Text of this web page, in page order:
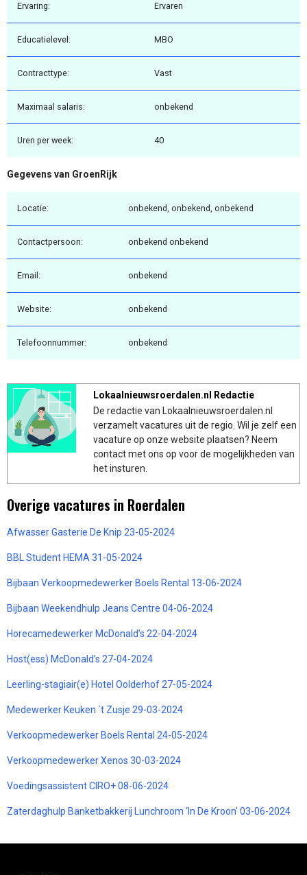
Ervaring: Ervaren
Educatielevel: MBO
Contracttype: Vast
Maximaal salaris: onbekend
Uren per week: 40
Gegevens van GroenRijk
Locatie: onbekend, onbekend, onbekend
Contactpersoon: onbekend onbekend
Email: onbekend
Website: onbekend
Telefoonnummer: onbekend
Lokaalnieuwsroerdalen.nl Redactie
De redactie van Lokaalnieuwsroerdalen.nl
verzamelt vacatures uit de regio. Wil je zelf een
vacature op onze website plaatsen? Neem
contact met ons op voor de mogelijkheden van
het insturen.
Overige vacatures in Roerdalen
Afwasser Gasterie De Knip 23-05-2024
BBL Student HEMA 31-05-2024
Bijbaan Verkoopmedewerker Boels Rental 13-06-2024
Bijbaan Weekendhulp Jeans Centre 04-06-2024
Horecamedewerker McDonald’s 22-04-2024
Host(ess) McDonald’s 27-04-2024
Leerling-stagiair(e) Hotel Oolderhof 27-05-2024
Medewerker Keuken `t Zusje 29-03-2024
Verkoopmedewerker Boels Rental 24-05-2024
Verkoopmedewerker Xenos 30-03-2024
Voedingsassistent CIRO+ 08-06-2024
Zaterdaghulp Banketbakkerij Lunchroom ‘In De Kroon’ 03-06-2024